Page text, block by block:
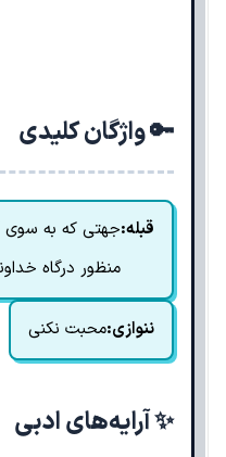
🔑 واژگان کلیدی
قبله:جهتی که به سوی
منظور درگاه
ننوازی:محبت نکنی
✨ آرایه‌های ادبی